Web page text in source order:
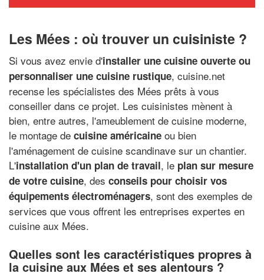
Les Mées : où trouver un cuisiniste ?
Si vous avez envie d'installer une cuisine ouverte ou
personnaliser une cuisine rustique, cuisine.net
recense les spécialistes des Mées prêts à vous
conseiller dans ce projet. Les cuisinistes mènent à
bien, entre autres, l'ameublement de cuisine moderne,
le montage de cuisine américaine ou bien
l'aménagement de cuisine scandinave sur un chantier.
L'installation d'un plan de travail, le plan sur mesure
de votre cuisine, des conseils pour choisir vos
équipements électroménagers, sont des exemples de
services que vous offrent les entreprises expertes en
cuisine aux Mées.
Quelles sont les caractéristiques propres à
la cuisine aux Mées et ses alentours ?